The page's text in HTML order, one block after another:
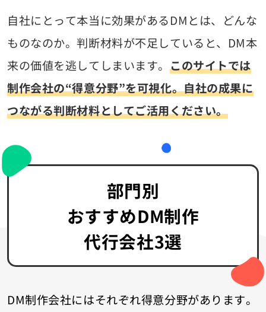
自社にとって本当に効果があるDMとは、どんな
ものなのか。判断材料が不足していると、DM本
来の価値を逃してしまいます。 このサイトでは
制作会社の“得意分野”を可視化。自社の成果に
つながる判断材料としてご活用ください。
部門別
おすすめDM制作
代行会社3選
DM制作会社にはそれぞれ得意分野があります。